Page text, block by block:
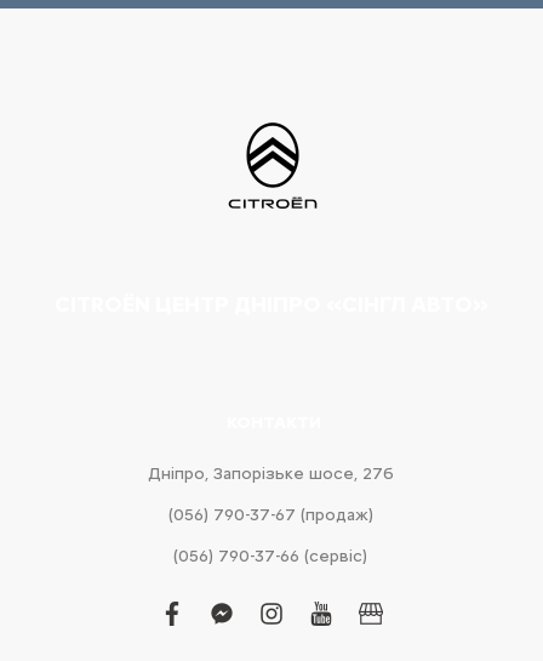
Дніпро, Запорізьке шосе, 27б
(056) 790-37-67 (продаж)
(056) 790-37-66 (сервіс)
facebook
facebook-
instagram
youtubebusiness